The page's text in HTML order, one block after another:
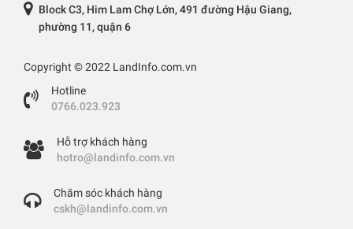
Block C3, Him Lam Chợ Lớn, 491 đường Hậu Giang,
phường 11, quận 6
Copyright © 2022 LandInfo.com.vn
Hotline
0766.023.923
Hỗ trợ khách hàng
hotro@landinfo.com.vn
Chăm sóc khách hàng
cskh@landinfo.com.vn